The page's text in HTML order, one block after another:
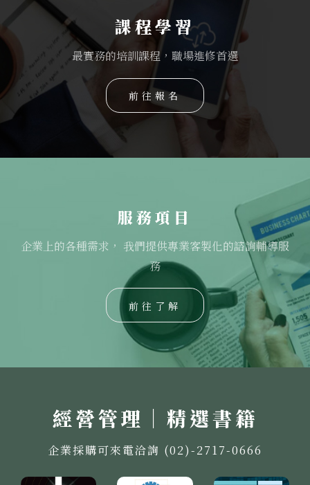
課程學習
最實務的培訓課程，職場進修首選
前往報名
服務項目
企業上的各種需求， 我們提供專業客製化的諮詢輔導服
務
前往了解
經營管理｜精選書籍
企業採購可來電洽詢 (02)-2717-0666